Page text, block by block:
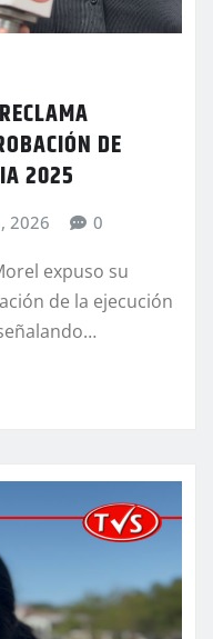
DE
2025
2026 0
expuso su
de la ejecución